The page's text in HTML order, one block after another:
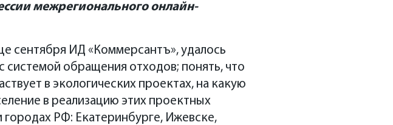
межрегионального онлайн-
сентября ИД «Коммерсантъ», удалось
системой обращения отходов; понять, что
в экологических проектах, на какую
в реализацию этих проектных
РФ: Екатеринбурге, Ижевске,